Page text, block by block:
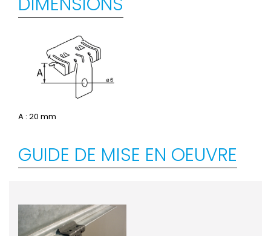
A : 20 mm
GUIDE DE MISE EN OEUVRE